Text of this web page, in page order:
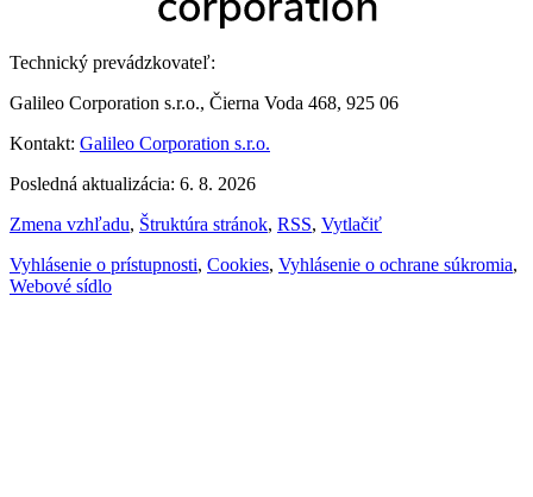
Technický prevádzkovateľ:
Galileo Corporation s.r.o., Čierna Voda 468, 925 06
Kontakt: Galileo Corporation s.r.o.
Posledná aktualizácia: 6. 8. 2026
Zmena vzhľadu, Štruktúra stránok, RSS, Vytlačiť
Vyhlásenie o prístupnosti, Cookies, Vyhlásenie o ochrane súkromia,
Webové sídlo